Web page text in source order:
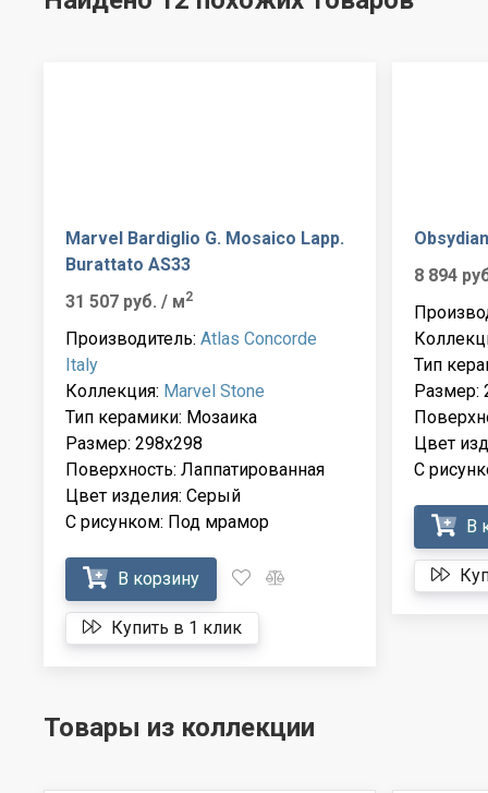
Marvel Bardiglio G. Mosaico Lapp.
Burattato AS33
31 507 руб. / м2
Производитель: Atlas Concorde
Italy
Коллекция: Marvel Stone
Тип керамики: Мозаика
Размер: 298x298
Поверхность: Лаппатированная
Цвет изделия: Серый
С рисунком: Под мрамор
В корзину
Купить в 1 клик
8 894
Тип
Размер:
Цвет
С
В
Товары из коллекции